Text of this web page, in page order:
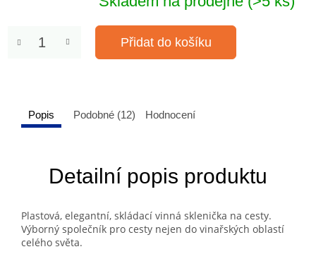
Přidat do košíku
Popis Podobné (12) Hodnocení
Detailní popis produktu
Plastová, elegantní, skládací vinná sklenička na cesty.
Výborný společník pro cesty nejen do vinařských oblastí
celého světa.